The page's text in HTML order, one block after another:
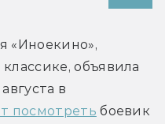
«Иноекино»,
объявила
в
посмотреть боевик